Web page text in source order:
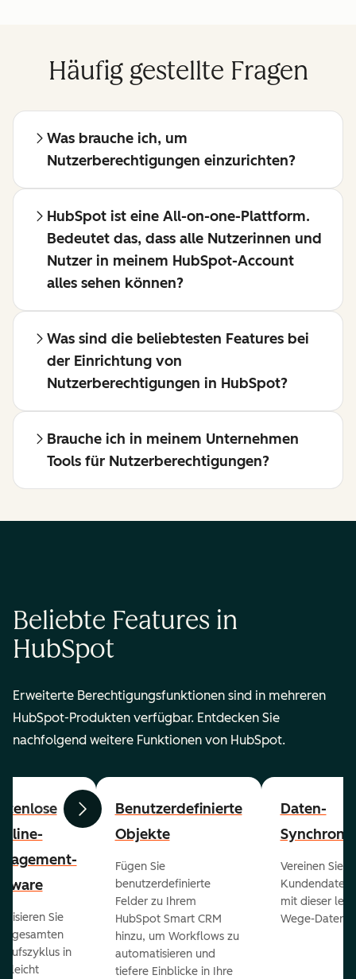
Häufig gestellte Fragen
Was brauche ich, um
Nutzerberechtigungen einzurichten?
HubSpot ist eine All-on-one-Plattform.
Bedeutet das, dass alle Nutzerinnen und
Nutzer in meinem HubSpot-Account
alles sehen können?
Was sind die beliebtesten Features bei
der Einrichtung von
Nutzerberechtigungen in HubSpot?
Brauche ich in meinem Unternehmen
Tools für Nutzerberechtigungen?
Beliebte Features in
HubSpot
Erweiterte Berechtigungsfunktionen sind in mehreren
HubSpot-Produkten verfügbar. Entdecken Sie
nachfolgend weitere Funktionen von HubSpot.
ZurückWeiter
Sie
gesamten
in
leicht
Benutzerdefinierte
Objekte
Fügen Sie
benutzerdefinierte
Felder zu Ihrem
HubSpot Smart CRM
hinzu, um Workflows zu
automatisieren und
tiefere Einblicke in Ihre
Daten-
Vereinen Sie
Kundendaten
mit dieser
Wege-Daten-